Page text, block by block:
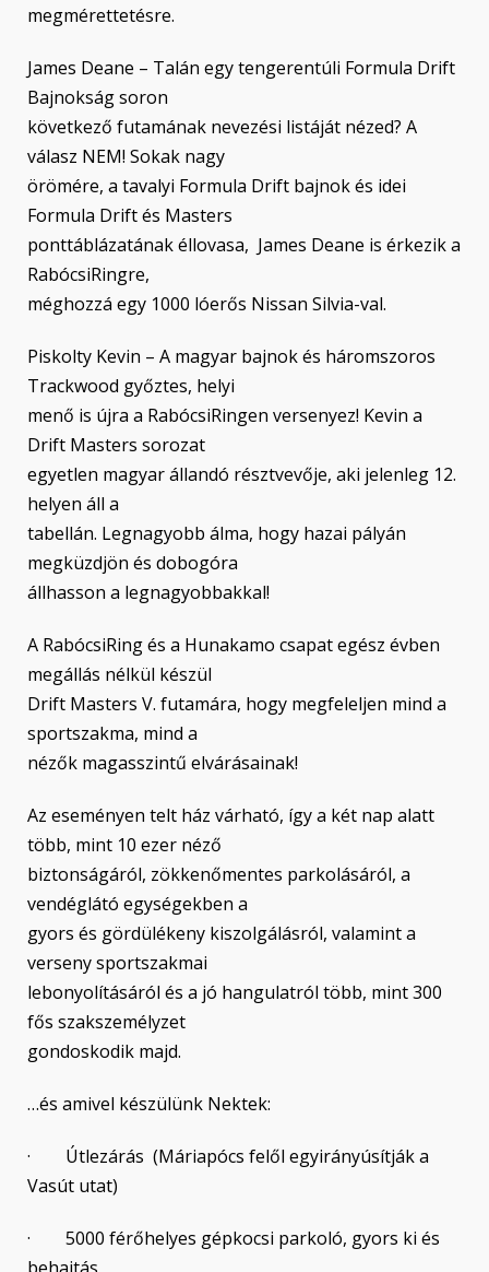
megmérettetésre.
James Deane – Talán egy tengerentúli Formula Drift
Bajnokság soron
következő futamának nevezési listáját nézed? A
válasz NEM! Sokak nagy
örömére, a tavalyi Formula Drift bajnok és idei
Formula Drift és Masters
ponttáblázatának éllovasa, James Deane is érkezik a
RabócsiRingre,
méghozzá egy 1000 lóerős Nissan Silvia-val.
Piskolty Kevin – A magyar bajnok és háromszoros
Trackwood győztes, helyi
menő is újra a RabócsiRingen versenyez! Kevin a
Drift Masters sorozat
egyetlen magyar állandó résztvevője, aki jelenleg 12.
helyen áll a
tabellán. Legnagyobb álma, hogy hazai pályán
megküzdjön és dobogóra
állhasson a legnagyobbakkal!
A RabócsiRing és a Hunakamo csapat egész évben
megállás nélkül készül
Drift Masters V. futamára, hogy megfeleljen mind a
sportszakma, mind a
nézők magasszintű elvárásainak!
Az eseményen telt ház várható, így a két nap alatt
több, mint 10 ezer néző
biztonságáról, zökkenőmentes parkolásáról, a
vendéglátó egységekben a
gyors és gördülékeny kiszolgálásról, valamint a
verseny sportszakmai
lebonyolításáról és a jó hangulatról több, mint 300
fős szakszemélyzet
gondoskodik majd.
…és amivel készülünk Nektek:
· Útlezárás (Máriapócs felől egyirányúsítják a
Vasút utat)
· 5000 férőhelyes gépkocsi parkoló, gyors ki és